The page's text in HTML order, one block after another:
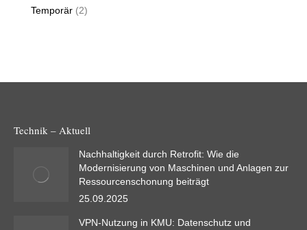
Temporär (2)
Technik – Aktuell
Nachhaltigkeit durch Retrofit: Wie die
Modernisierung von Maschinen und Anlagen zur
Ressourcenschonung beiträgt
25.09.2025
VPN-Nutzung in KMU: Datenschutz und